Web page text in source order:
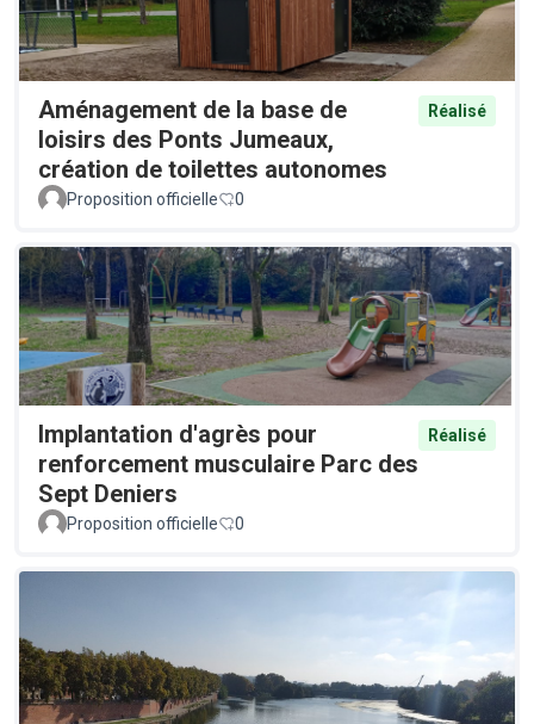
Aménagement de la base de
loisirs des Ponts Jumeaux,
création de toilettes autonomes
Réalisé
Proposition officielle 0
Implantation d'agrès pour
renforcement musculaire Parc des
Sept Deniers
Réalisé
Proposition officielle 0